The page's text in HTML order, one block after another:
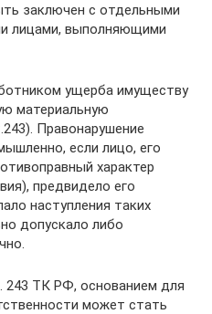
заключен с отдельными
лицами, выполняющими
ущерба имуществу
материальную
Правонарушение
если лицо, его
характер
предвидело его
наступления таких
допускало либо
243 ТК РФ, основанием для
может стать